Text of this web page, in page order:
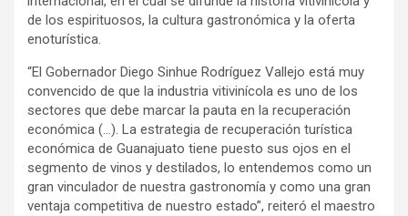
de los espirituosos, la cultura gastronómica y la oferta
enoturística.
“El Gobernador Diego Sinhue Rodríguez Vallejo está muy
convencido de que la industria vitivinícola es uno de los
sectores que debe marcar la pauta en la recuperación
económica (…). La estrategia de recuperación turística
económica de Guanajuato tiene puesto sus ojos en el
segmento de vinos y destilados, lo entendemos como un
gran vinculador de nuestra gastronomía y como una gran
ventaja competitiva de nuestro estado”, reiteró el maestro